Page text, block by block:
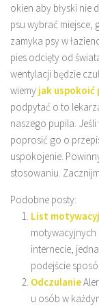
okien aby błyski nie
psu wybrać miejsce,
zamyka psy w
pies odcięty od
wentylacji będzie
wiemy jak uspokoić
podpytać o to
naszego pupila.
poprosić go o
uspokojenie.
stosowaniu.
Podobne posty:
List
motywacyjnych
internecie,
podejście
Odczulanie
u osób w